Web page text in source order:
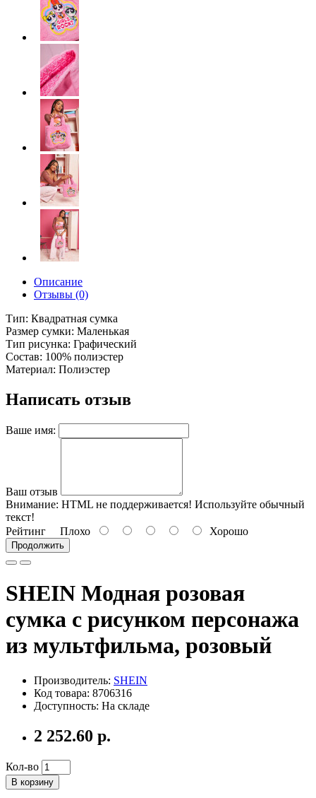
Описание
Отзывы (0)
Тип: Квадратная сумка
Размер сумки: Маленькая
Тип рисунка: Графический
Состав: 100% полиэстер
Материал: Полиэстер
Написать отзыв
Ваше имя:
Ваш отзыв
Внимание: HTML не поддерживается! Используйте обычный
текст!
Рейтинг Плохо Хорошо
Продолжить
SHEIN Модная розовая
сумка с рисунком персонажа
из мультфильма, розовый
Производитель: SHEIN
Код товара: 8706316
Доступность: На складе
2 252.60 р.
Кол-во
В корзину